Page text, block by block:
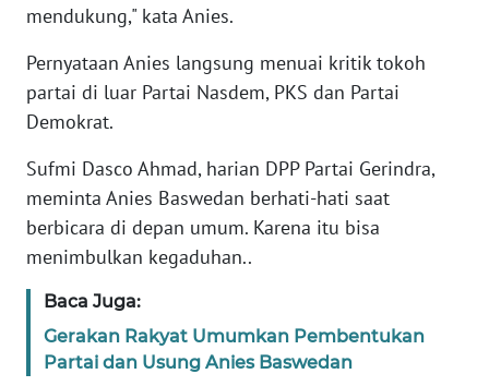
mendukung," kata Anies.
Pernyataan Anies langsung menuai kritik tokoh
partai di luar Partai Nasdem, PKS dan Partai
Demokrat.
Sufmi Dasco Ahmad, harian DPP Partai Gerindra,
meminta Anies Baswedan berhati-hati saat
berbicara di depan umum. Karena itu bisa
menimbulkan kegaduhan..
Baca Juga:
Gerakan Rakyat Umumkan Pembentukan
Partai dan Usung Anies Baswedan
REDAKSI
Wahana
News
Regional
WN
WN